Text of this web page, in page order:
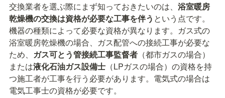
交換業者を選ぶ際にまず知っておきたいのは、 浴室暖房
乾燥機の交換は資格が必要な工事を伴う という点です。
機器の種類によって必要な資格が異なります。ガス式の
浴室暖房乾燥機の場合、ガス配管への接続工事が必要な
ため、 ガス可とう管接続工事監督者 （都市ガスの場合）
または液化石油ガス設備士 （LPガスの場合）の資格を持
つ施工者が工事を行う必要があります。電気式の場合は
電気工事士の資格が必要です。